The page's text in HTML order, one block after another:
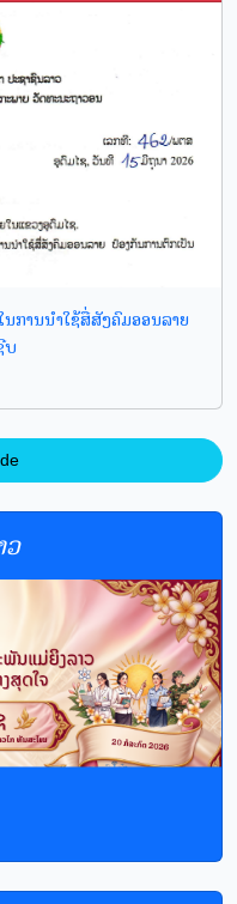
ການນໍາໃຊ້ສື່ສັງຄົມອອນລາຍ
ບ